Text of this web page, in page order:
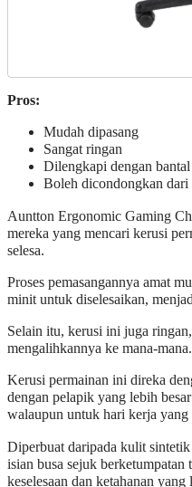
Pros:
Mudah dipasang
Sangat ringan
Dilengkapi dengan
Boleh dicondongkan
Auntton Ergonomic Gaming
mereka yang mencari kerusi
selesa.
Proses pemasangannya amat
minit untuk diselesaikan,
Selain itu, kerusi ini juga
mengalihkannya ke mana-mana.
Kerusi permainan ini direka
dengan pelapik yang lebih
walaupun untuk hari kerja yang
Diperbuat daripada kulit
isian busa sejuk
keselesaan dan ketahanan yang